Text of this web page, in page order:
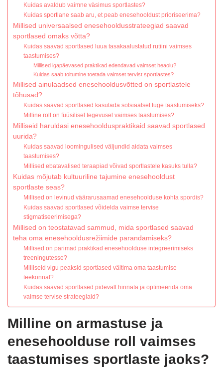
Kuidas avaldub vaimne väsimus sportlastes?
Kuidas sportlane saab aru, et peab enesehooldust prioriseerima?
Millised universaalsed enesehooldusstrateegiad saavad
sportlased omaks võtta?
Kuidas saavad sportlased luua tasakaalustatud rutiini vaimses
taastumises?
Millised igapäevased praktikad edendavad vaimset heaolu?
Kuidas saab toitumine toetada vaimset tervist sportlastes?
Millised ainulaadsed enesehooldusvõtted on sportlastele
tõhusad?
Kuidas saavad sportlased kasutada sotsiaalset tuge taastumiseks?
Milline roll on füüsilisel tegevusel vaimses taastumises?
Milliseid haruldasi enesehoolduspraktikaid saavad sportlased
uurida?
Kuidas saavad loomingulised väljundid aidata vaimses
taastumises?
Millised ebatavalised teraapiad võivad sportlastele kasuks tulla?
Kuidas mõjutab kultuuriline tajumine enesehooldust
sportlaste seas?
Millised on levinud väärarusaamad enesehoolduse kohta spordis?
Kuidas saavad sportlased võidelda vaimse tervise
stigmatiseerimisega?
Millised on teostatavad sammud, mida sportlased saavad
teha oma enesehooldusrežiimide parandamiseks?
Millised on parimad praktikad enesehoolduse integreerimiseks
treeningutesse?
Milliseid vigu peaksid sportlased vältima oma taastumise
teekonnal?
Kuidas saavad sportlased pidevalt hinnata ja optimeerida oma
vaimse tervise strateegiaid?
Milline on armastuse ja
enesehoolduse roll vaimses
taastumises sportlaste jaoks?